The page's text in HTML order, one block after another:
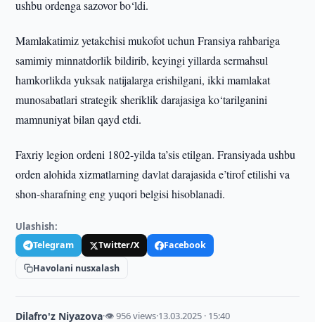
ushbu ordenga sazovor bo‘ldi.
Mamlakatimiz yetakchisi mukofot uchun Fransiya rahbariga
samimiy minnatdorlik bildirib, keyingi yillarda sermahsul
hamkorlikda yuksak natijalarga erishilgani, ikki mamlakat
munosabatlari strategik sheriklik darajasiga ko‘tarilganini
mamnuniyat bilan qayd etdi.
Faxriy legion ordeni 1802-yilda ta’sis etilgan. Fransiyada ushbu
orden alohida xizmatlarning davlat darajasida e’tirof etilishi va
shon-sharafning eng yuqori belgisi hisoblanadi.
Ulashish:
Telegram Twitter/X
Facebook
Havolani nusxalash
Dilafro'z Niyazova·👁 956 views·13.03.2025 · 15:40